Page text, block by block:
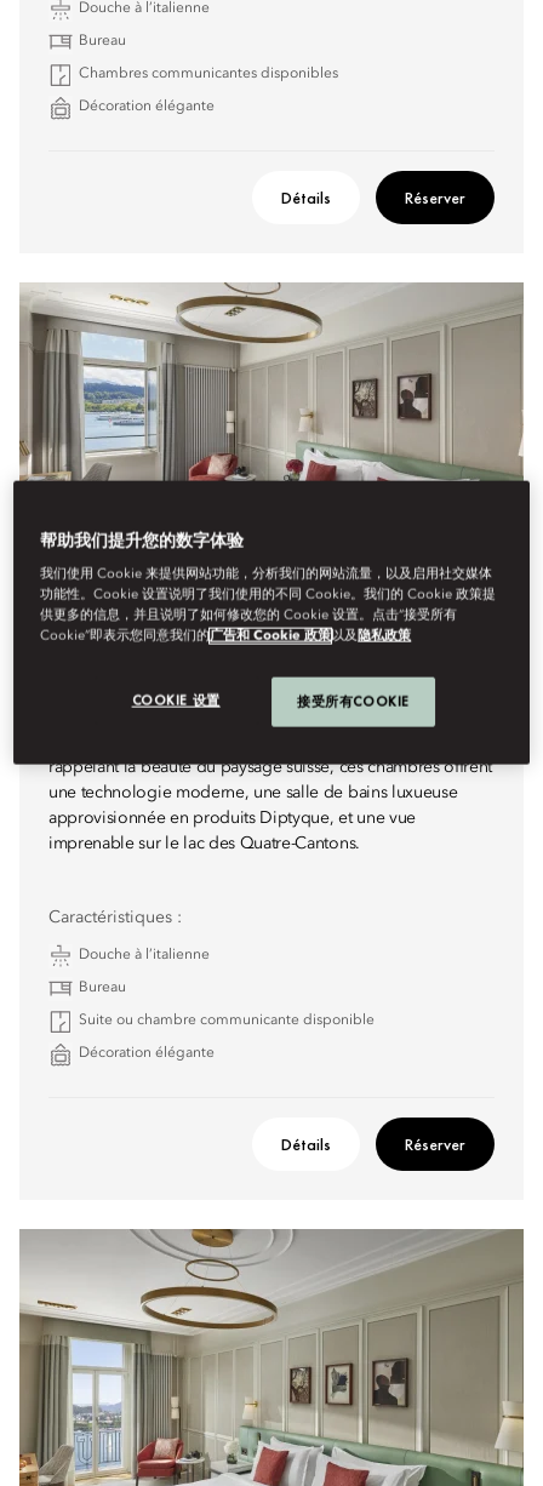
Douche à l’italienne
Bureau
Chambres communicantes disponibles
Décoration élégante
Détails Réserver
CHAMBRE SUPÉRIEURE AVEC VUE
SUR LE LAC
rappelant la beauté du paysage suisse, ces chambres offrent
une technologie moderne, une salle de bains luxueuse
approvisionnée en produits Diptyque, et une vue
imprenable sur le lac des Quatre-Cantons.
Caractéristiques :
Douche à l’italienne
Bureau
Suite ou chambre communicante disponible
Décoration élégante
Détails Réserver
帮助我们提升您的数字体验
我们使用 Cookie 来提供网站功能，分析我们的网站流量，以及启用社交媒体
功能性。Cookie 设置说明了我们使用的不同 Cookie。我们的 Cookie 政策提
供更多的信息，并且说明了如何修改您的 Cookie 设置。点击“接受所有
Cookie”即表示您同意我们的广告和 Cookie 政策以及 隐私政策
COOKIE 设置 接受所有COOKIE